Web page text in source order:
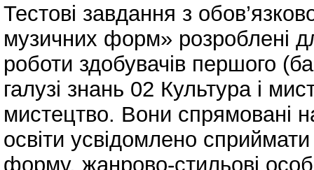
Тестові завдання з
музичних форм» розроблені
роботи здобувачів першого
галузі знань 02 Культура і
мистецтво. Вони спрямовані
освіти усвідомлено
форму, жанрово-стильові